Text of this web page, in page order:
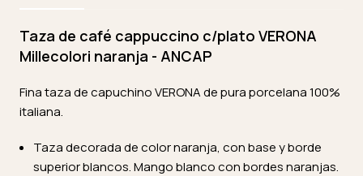
Taza de café cappuccino c/plato VERONA
Millecolori naranja - ANCAP
Fina taza de capuchino VERONA de pura porcelana 100%
italiana.
Taza decorada de color naranja, con base y borde
superior blancos. Mango blanco con bordes naranjas.